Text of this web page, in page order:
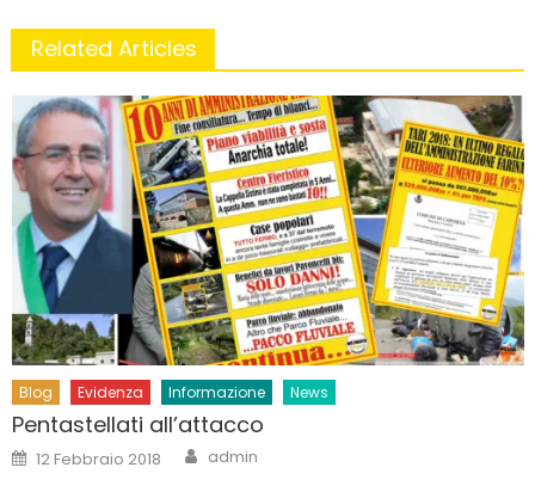
Related Articles
Blog Evidenza Informazione News
Pentastellati all’attacco
Posted
on
12 Febbraio 2018 Author
admin